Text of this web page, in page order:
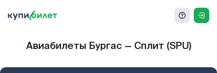
Авиабилеты Бургас — Сплит (SPU)